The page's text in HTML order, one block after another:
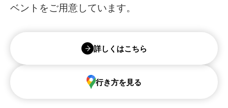
ベントをご用意しています。
行き方を見る
詳しくはこちら